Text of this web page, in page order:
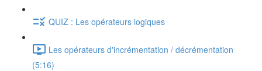
QUIZ : Les opérateurs logiques
Les opérateurs d'incrémentation / décrémentation
(5:16)